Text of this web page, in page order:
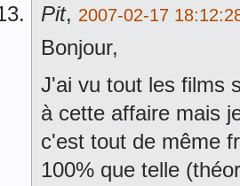
Pit, 2007-02-17
Bonjour,
J'ai vu tout les films
à cette affaire mais
c'est tout de même
100% que telle